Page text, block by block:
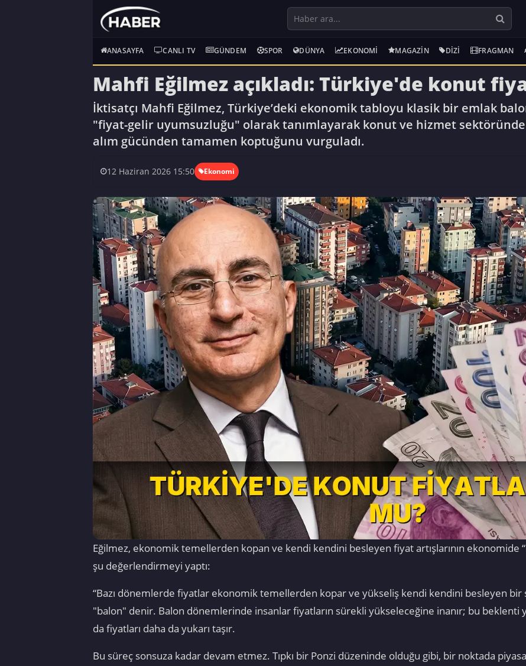
ANASAYFA CANLI TV GÜNDEM SPOR DÜNYA EKONOMI MAGAZIN DIZI FRAGMAN
Mahfi Eğilmez açıkladı: Türkiye'de konut
İktisatçı Mahfi Eğilmez, Türkiye’deki ekonomik tabloyu klasik bir emlak
"fiyat-gelir uyumsuzluğu" olarak tanımlayarak konut ve hizmet
alım gücünden tamamen koptuğunu vurguladı.
12 Haziran 2026 15:50 Ekonomi
Eğilmez, ekonomik temellerden kopan ve kendi kendini besleyen fiyat artışlarının ekonomide
şu değerlendirmeyi yaptı:
“Bazı dönemlerde fiyatlar ekonomik temellerden kopar ve yükseliş kendi kendini besleyen
"balon" denir. Balon dönemlerinde insanlar fiyatların sürekli yükseleceğine inanır; bu beklenti
da fiyatları daha da yukarı taşır.
Bu süreç sonsuza kadar devam etmez. Tıpkı bir Ponzi düzeninde olduğu gibi, bir noktada